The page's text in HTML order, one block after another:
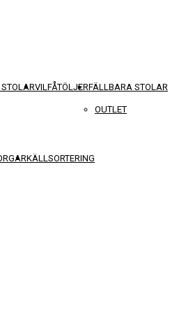
VILFÅTÖLJERFÄLLBARA STOLAR
KÄLLSORTERING
OUTLET